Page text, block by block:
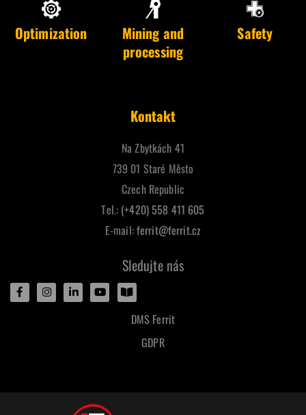
Optimization
Mining and
processing
Safety
Kontakt
Na Zbytkách 41
739 01 Staré Město
Czech Republic
Tel.: (+420) 558 411 605
E-mail:ferrit@ferrit.cz
Sledujte nás
DMS Ferrit
GDPR